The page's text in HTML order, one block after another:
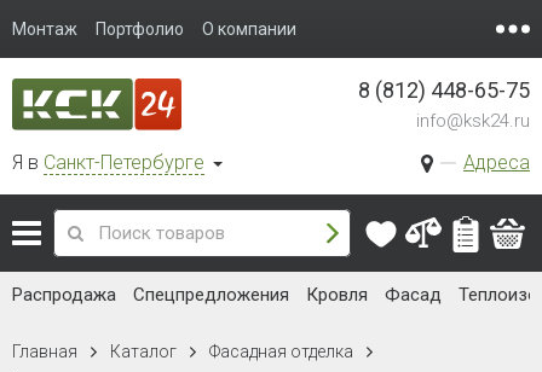
Монтаж Портфолио О компании
Я в Санкт-Петербурге Адреса
8 (812) 448-65-75
info@ksk24.ru
Распродажа Спецпредложения Кровля Фасад
Главная Каталог
Фасадная отделка